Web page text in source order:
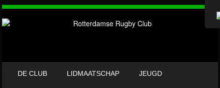
DE CLUB LIDMAATSCHAP JEUGD